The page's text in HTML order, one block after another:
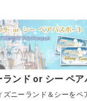
ンド or シー ペア
ズニーランド＆シーをペ